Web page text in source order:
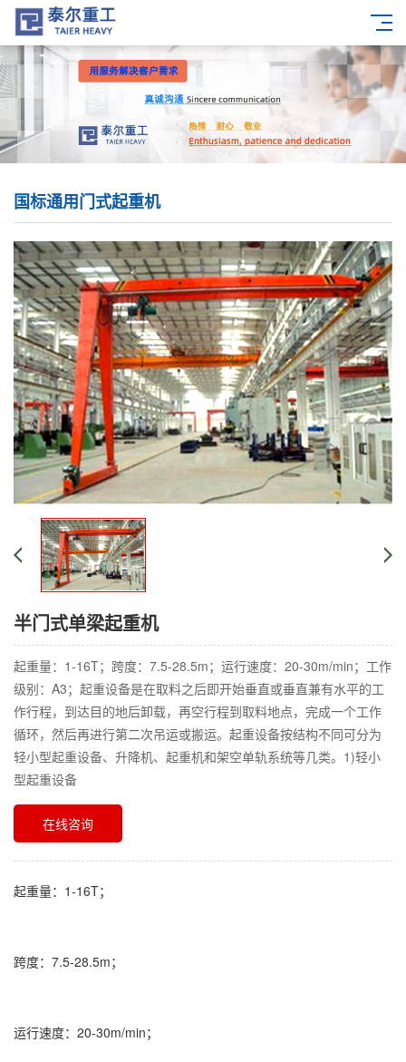
国标通用门式起重机
半门式单梁起重机
起重量：1-16T；跨度：7.5-28.5m；运行速度：20-30m/min；工作
级别：A3；起重设备是在取料之后即开始垂直或垂直兼有水平的工
作行程，到达目的地后卸载，再空行程到取料地点，完成一个工作
循环，然后再进行第二次吊运或搬运。起重设备按结构不同可分为
轻小型起重设备、升降机、起重机和架空单轨系统等几类。1)轻小
型起重设备
在线咨询
起重量：1-16T；
跨度：7.5-28.5m；
运行速度：20-30m/min；